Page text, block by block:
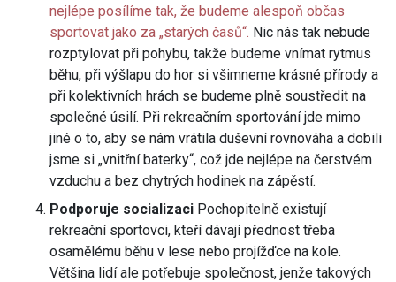
nejlépe posílíme tak, že budeme alespoň občas
sportovat jako za „starých časů“. Nic nás tak nebude
rozptylovat při pohybu, takže budeme vnímat rytmus
běhu, při výšlapu do hor si všimneme krásné přírody a
při kolektivních hrách se budeme plně soustředit na
společné úsilí. Při rekreačním sportování jde mimo
jiné o to, aby se nám vrátila duševní rovnováha a dobili
jsme si „vnitřní baterky“, což jde nejlépe na čerstvém
vzduchu a bez chytrých hodinek na zápěstí.
Podporuje socializaci Pochopitelně existují
rekreační sportovci, kteří dávají přednost třeba
osamělému běhu v lese nebo projížďce na kole.
Většina lidí ale potřebuje společnost, jenže takových